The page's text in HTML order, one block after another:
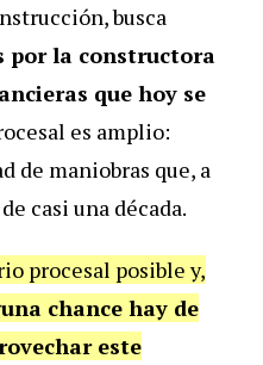
busca
por la constructora
que hoy se
es amplio:
de maniobras que, a
casi una década.
procesal posible y,
chance hay de
este